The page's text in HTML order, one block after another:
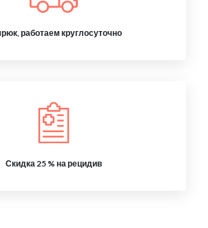
работаем круглосуточно
Скидка 25 % на рецидив